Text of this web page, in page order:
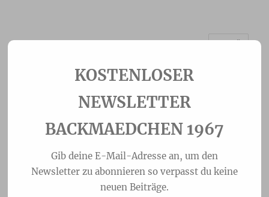
NEWSLETTER
BACKMAEDCHEN 1967
Gib deine E-Mail-Adresse an, um den
Newsletter zu abonnieren so verpasst du keine
neuen Beiträge.